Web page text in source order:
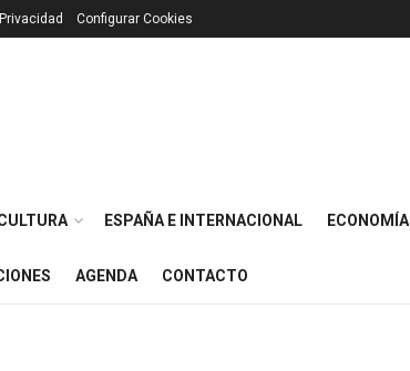
Configurar Cookies
ESPAÑA E INTERNACIONAL ECONOMÍA
AGENDA CONTACTO